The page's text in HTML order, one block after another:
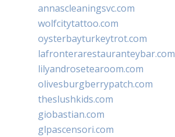
annascleaningsvc.com
wolfcitytattoo.com
oysterbayturkeytrot.com
lafronterarestauranteybar.com
lilyandrosetearoom.com
olivesburgberrypatch.com
theslushkids.com
giobastian.com
glpascensori.com